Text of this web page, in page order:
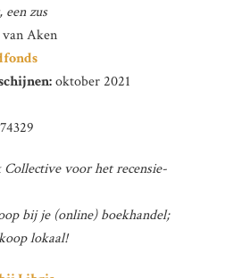
een zus
Aken
oktober 2021
voor het recensie-
bij je (online) boekhandel;
lokaal!